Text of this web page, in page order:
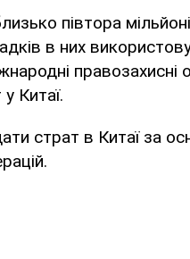
півтора
в них
правозахисні
Китаї.
страт в Китаї за